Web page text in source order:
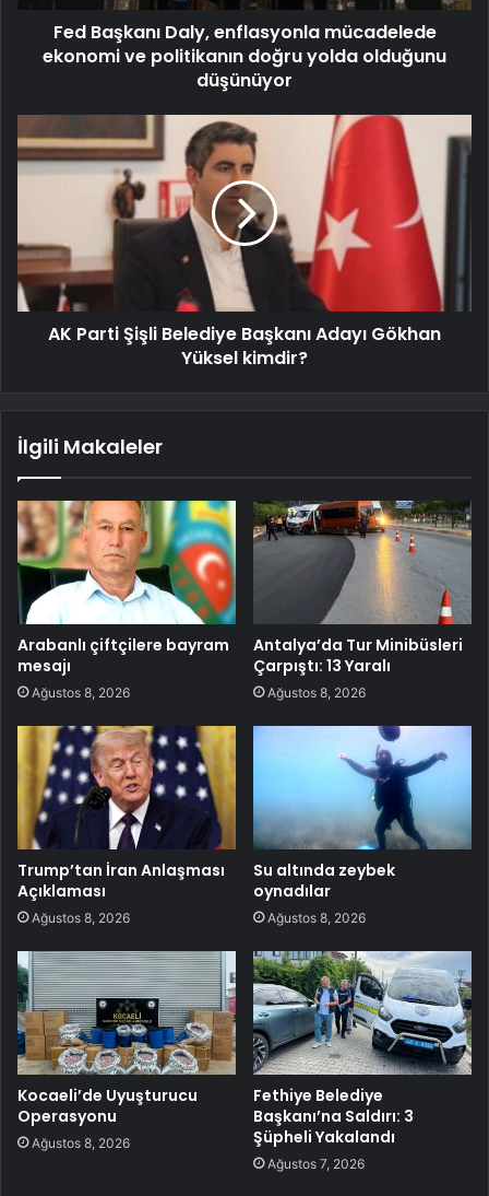
Fed Başkanı Daly, enflasyonla mücadelede
ekonomi ve politikanın doğru yolda olduğunu
düşünüyor
AK Parti Şişli Belediye Başkanı Adayı Gökhan
Yüksel kimdir?
İlgili Makaleler
Arabanlı çiftçilere bayram
mesajı
Ağustos 8, 2026
Antalya’da Tur Minibüsleri
Çarpıştı: 13 Yaralı
Ağustos 8, 2026
Trump’tan İran Anlaşması
Açıklaması
Ağustos 8, 2026
Su altında zeybek
oynadılar
Ağustos 8, 2026
Kocaeli’de Uyuşturucu
Operasyonu
Ağustos 8, 2026
Fethiye Belediye
Başkanı’na Saldırı: 3
Şüpheli Yakalandı
Ağustos 7, 2026